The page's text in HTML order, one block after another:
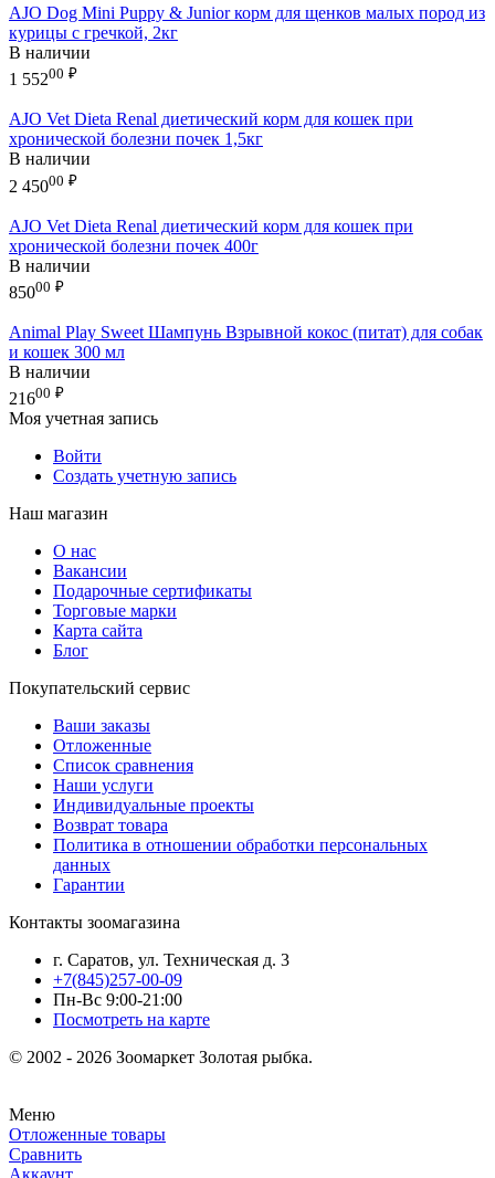
AJO Dog Mini Puppy & Junior корм для щенков малых пород из
курицы с гречкой, 2кг
В наличии
1 55200 ₽
AJO Vet Dieta Renal диетический корм для кошек при
хронической болезни почек 1,5кг
В наличии
2 45000 ₽
AJO Vet Dieta Renal диетический корм для кошек при
хронической болезни почек 400г
В наличии
85000 ₽
Animal Play Sweet Шампунь Взрывной кокос (питат) для собак
и кошек 300 мл
В наличии
21600 ₽
Моя учетная запись
Войти
Создать учетную запись
Наш магазин
О нас
Вакансии
Подарочные сертификаты
Торговые марки
Карта сайта
Блог
Покупательский сервис
Ваши заказы
Отложенные
Список сравнения
Наши услуги
Индивидуальные проекты
Возврат товара
Политика в отношении обработки персональных
данных
Гарантии
Контакты зоомагазина
г. Саратов, ул. Техническая д. 3
+7(845)257-00-09
Пн-Вс 9:00-21:00
Посмотреть на карте
© 2002 - 2026 Зоомаркет Золотая рыбка.
Меню
Отложенные товары
Сравнить